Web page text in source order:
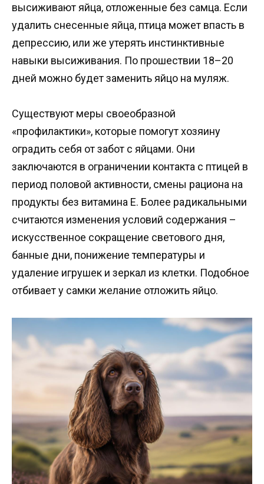
высиживают яйца, отложенные без самца. Если
удалить снесенные яйца, птица может впасть в
депрессию, или же утерять инстинктивные
навыки высиживания. По прошествии 18–20
дней можно будет заменить яйцо на муляж.
Существуют меры своеобразной
«профилактики», которые помогут хозяину
оградить себя от забот с яйцами. Они
заключаются в ограничении контакта с птицей в
период половой активности, смены рациона на
продукты без витамина E. Более радикальными
считаются изменения условий содержания –
искусственное сокращение светового дня,
банные дни, понижение температуры и
удаление игрушек и зеркал из клетки. Подобное
отбивает у самки желание отложить яйцо.